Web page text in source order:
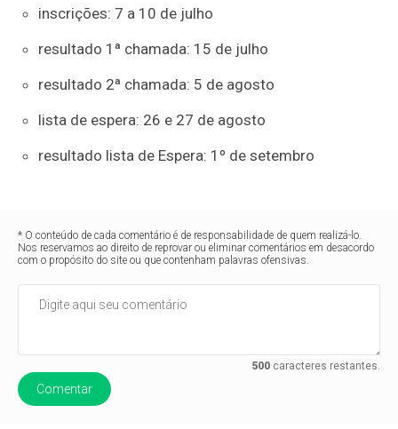
inscrições: 7 a 10 de julho
resultado 1ª chamada: 15 de julho
resultado 2ª chamada: 5 de agosto
lista de espera: 26 e 27 de agosto
resultado lista de Espera: 1º de setembro
* O conteúdo de cada comentário é de responsabilidade de quem realizá-lo.
Nos reservamos ao direito de reprovar ou eliminar comentários em desacordo
com o propósito do site ou que contenham palavras ofensivas.
500caracteres restantes.
Comentar